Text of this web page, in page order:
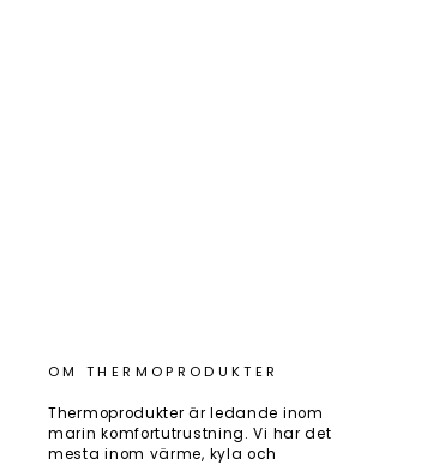
OM THERMOPRODUKTER
Thermoprodukter är ledande inom
marin komfortutrustning. Vi har det
mesta inom värme, kyla och